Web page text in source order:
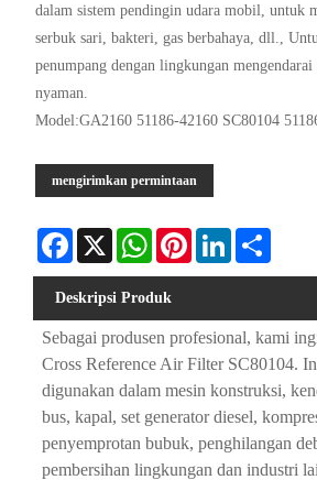
dalam sistem pendingin udara mobil, untuk
serbuk sari, bakteri, gas berbahaya, dll.,
penumpang dengan lingkungan
nyaman.
Model:GA2160 51186-42160 SC80104
mengirimkan permintaan
Facebook
X WhatsAppPinterestLinkedIn
Deskripsi Produk
Sebagai produsen profesional, kami
Cross Reference Air Filter SC80104.
digunakan dalam mesin konstruksi,
bus, kapal, set generator diesel,
penyemprotan bubuk, penghilangan
pembersihan lingkungan dan industri